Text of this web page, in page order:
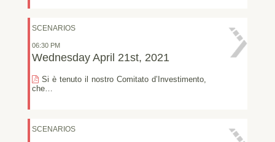
SCENARIOS
06:30 PM
Wednesday April 21st, 2021
Si è tenuto il nostro Comitato d’Investimento,
che…
SCENARIOS